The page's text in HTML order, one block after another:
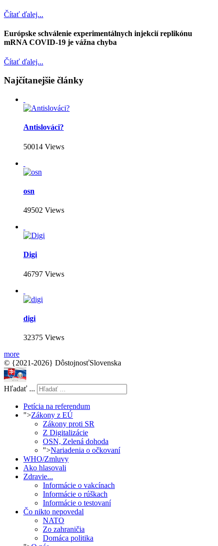
Čítať ďalej...
Európske schválenie experimentálnych injekcií replikónu
mRNA COVID-19 je vážna chyba
Čítať ďalej...
Najčítanejšie články
Antislováci?
50014 Views
osn
49502 Views
Digi
46797 Views
digi
32375 Views
more
© {2021-2026} DôstojnosťSlovenska
Hľadať ...
Petícia na referendum
">Zákony z EÚ
Zákony proti SR
Z Digitalizácie
OSN, Zelená dohoda
">Nariadenia o očkovaní
WHO/Zmluvy
Ako hlasovali
Zdravie...
Informácie o vakcínach
Informácie o rúškach
Informácie o testovaní
Čo nikto nepovedal
NATO
Zo zahraničia
Domáca politika